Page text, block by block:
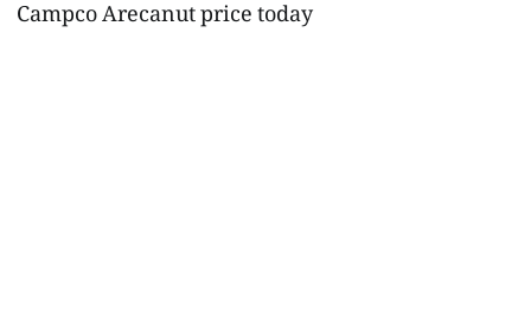
Campco Arecanut price today